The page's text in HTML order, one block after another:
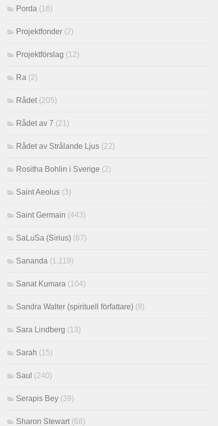
Porda (16)
Projektfonder (2)
Projektförslag (12)
Ra (2)
Rådet (205)
Rådet av 7 (21)
Rådet av Strålande Ljus (22)
Rositha Bohlin i Sverige (2)
Saint Aeolus (3)
Saint Germain (443)
SaLuSa (Sirius) (67)
Sananda (1,119)
Sanat Kumara (104)
Sandra Walter (spirituell författare) (8)
Sara Lindberg (13)
Sarah (15)
Saul (240)
Serapis Bey (39)
Sharon Stewart (68)